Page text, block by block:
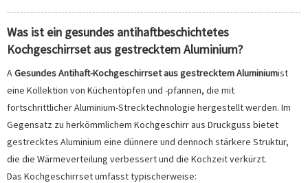
Was ist ein gesundes antihaftbeschichtetes
Kochgeschirrset aus gestrecktem Aluminium?
A Gesundes Antihaft-Kochgeschirrset aus gestrecktem Aluminiumist
eine Kollektion von Küchentöpfen und -pfannen, die mit
fortschrittlicher Aluminium-Strecktechnologie hergestellt werden. Im
Gegensatz zu herkömmlichem Kochgeschirr aus Druckguss bietet
gestrecktes Aluminium eine dünnere und dennoch stärkere Struktur,
die die Wärmeverteilung verbessert und die Kochzeit verkürzt.
Das Kochgeschirrset umfasst typischerweise: